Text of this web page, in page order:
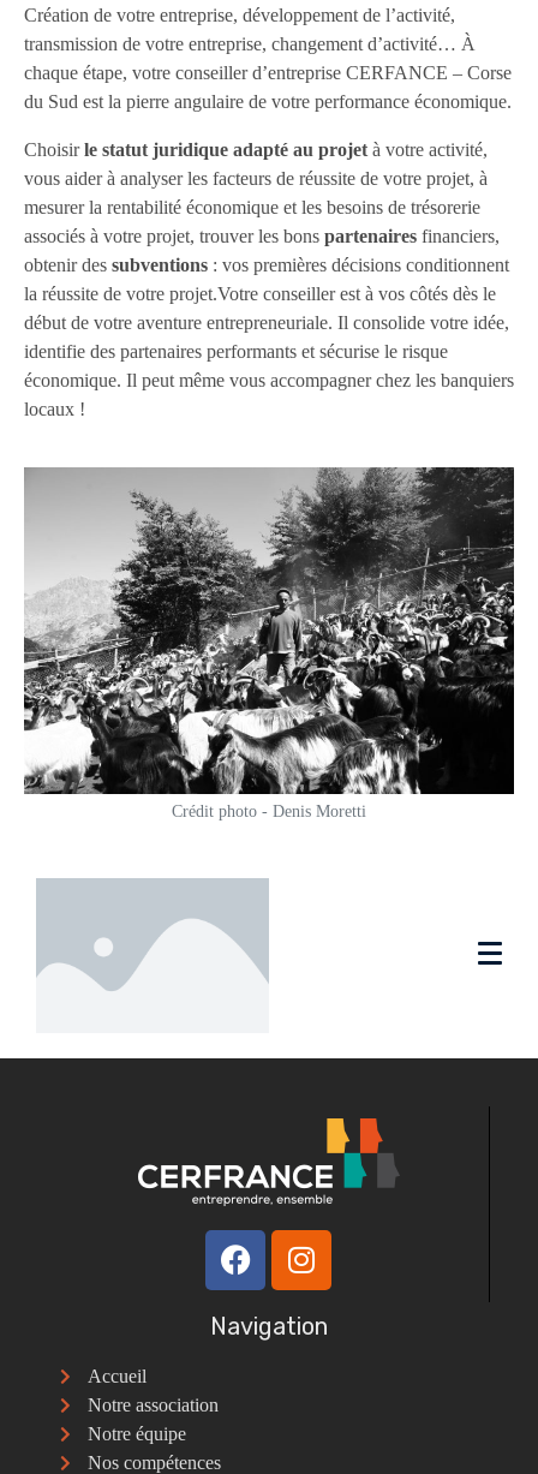
Création de votre entreprise, développement de l’activité,
transmission de votre entreprise, changement d’activité… À
chaque étape, votre conseiller d’entreprise CERFANCE – Corse
du Sud est la pierre angulaire de votre performance économique.
Choisirle statut juridique adapté au projet à votre activité,
vous aider à analyser les facteurs de réussite de votre projet, à
mesurer la rentabilité économique et les besoins de trésorerie
associés à votre projet, trouver les bons partenaires financiers,
obtenir des subventions : vos premières décisions conditionnent
la réussite de votre projet.Votre conseiller est à vos côtés dès le
début de votre aventure entrepreneuriale. Il consolide votre idée,
identifie des partenaires performants et sécurise le risque
économique. Il peut même vous accompagner chez les banquiers
locaux !
Crédit photo - Denis Moretti
Navigation
Accueil
Notre association
Notre équipe
Nos compétences